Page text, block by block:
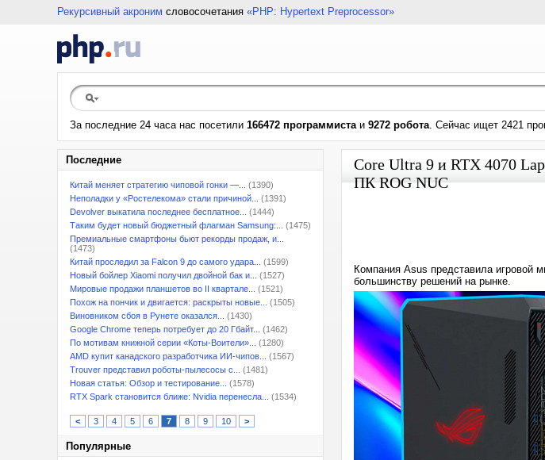
Рекурсивный акроним словосочетания «PHP: Hypertext Preprocessor»
За последние 24 часа нас посетили 166472 программистаи 9272 робота. Сейчас ищет 2421
Последние
Китай меняет стратегию чиповой гонки —...
(1390)
Неполадки у «Ростелекома» стали причиной...
(1391)
Devolver выкатила последнее бесплатное...
(1444)
Таким будет новый бюджетный флагман Samsung:...
(1475)
Премиальные смартфоны бьют рекорды продаж, и...
(1473)
Китай проследил за Falcon 9 до самого удара...
(1599)
Новый бойлер Xiaomi получил двойной бак и...
(1527)
Мировые продажи планшетов во II квартале...
(1521)
Похож на пончик и двигается: раскрыты новые...
(1505)
Виновником сбоя в Рунете оказался...
(1430)
Google Chrome теперь потребует до 20 Гбайт...
(1462)
По мотивам книжной серии «Коты-Воители»...
(1280)
AMD купит канадского разработчика ИИ-чипов...
(1567)
Trouver представил роботы-пылесосы с...
(1481)
Новая статья: Обзор и тестирование...
(1578)
RTX Spark становится ближе: Nvidia перенесла...
(1534)
< 3 4 5 6 7 8 9 10 >
Популярные
Core Ultra 9 и RTX 4070
ПК ROG NUC
Компания Asus представила игровой
большинству решений на рынке.